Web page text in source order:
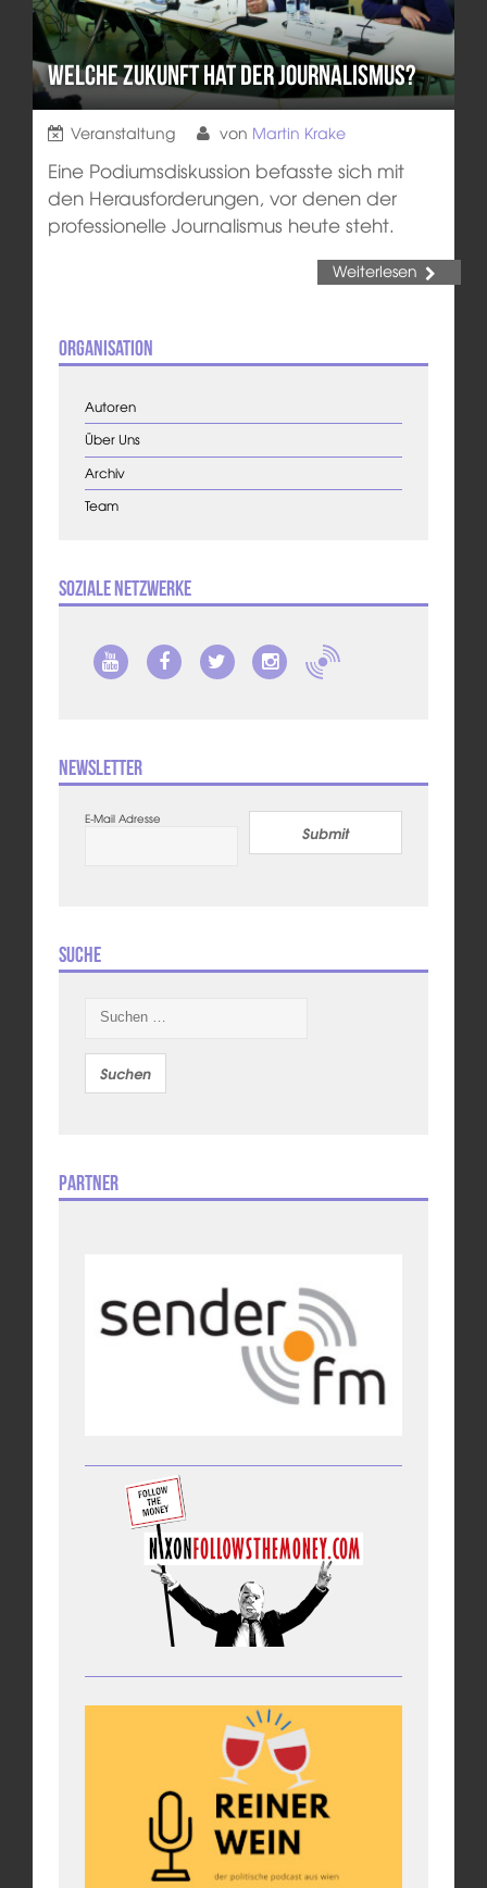
Welche Zukunft hat der Journalismus?
Veranstaltung von Martin Krake
Eine Podiumsdiskussion befasste sich mit
den Herausforderungen, vor denen der
professionelle Journalismus heute steht.
Weiterlesen
Organisation
Autoren
Über Uns
Archiv
Team
Soziale Netzwerke
Newsletter
E-Mail Adresse
Submit
Suche
nach:
Partner